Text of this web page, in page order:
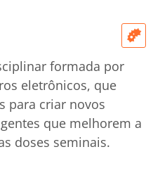
formada por
eletrônicos, que
para criar novos
que melhorem a
doses seminais.